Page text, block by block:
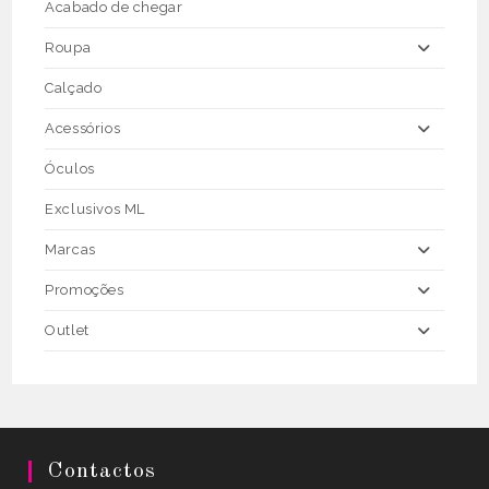
Acabado de chegar
Roupa
Calçado
Acessórios
Óculos
Exclusivos ML
Marcas
Promoções
Outlet
Contactos